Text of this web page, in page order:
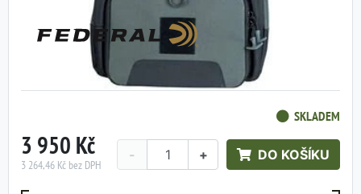
SKLADEM
3 950 Kč
3 264,46 Kč bez DPH
+
- DO KOŠÍKU